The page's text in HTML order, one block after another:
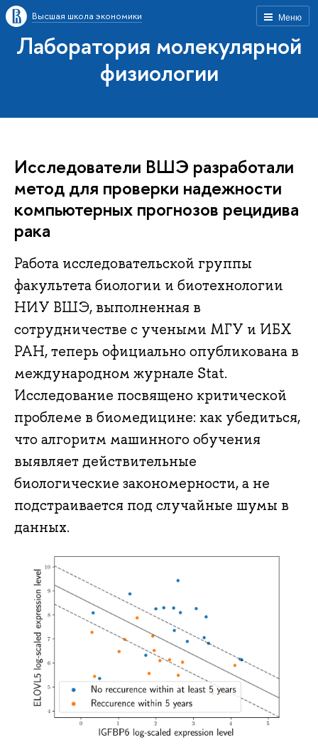
Меню
Высшая школа экономики
Лаборатория молекулярной
физиологии
Исследователи ВШЭ разработали
метод для проверки надежности
компьютерных прогнозов рецидива
рака
Работа исследовательской группы
факультета биологии и биотехнологии
НИУ ВШЭ, выполненная в
сотрудничестве с учеными МГУ и ИБХ
РАН, теперь официально опубликована в
международном журнале Stat.
Исследование посвящено критической
проблеме в биомедицине: как убедиться,
что алгоритм машинного обучения
выявляет действительные
биологические закономерности, а не
подстраивается под случайные шумы в
данных.